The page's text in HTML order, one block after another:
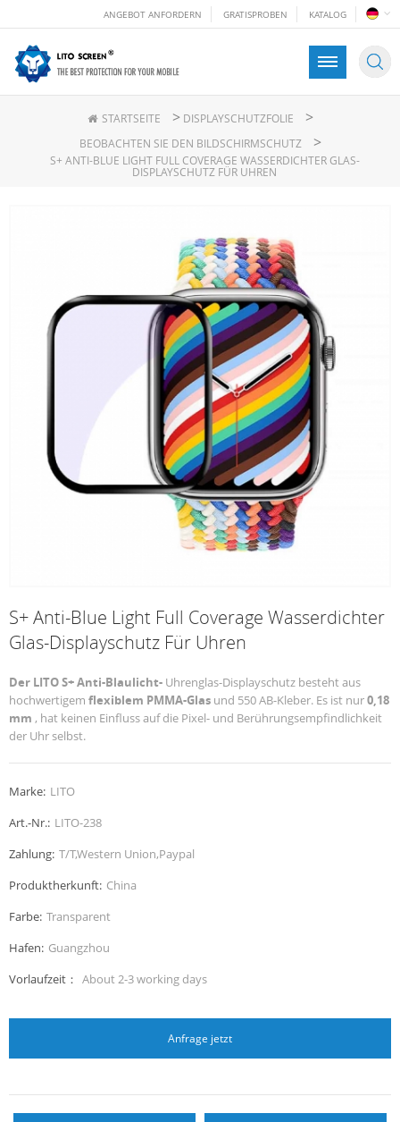
ANGEBOT ANFORDERN GRATISPROBEN KATALOG
STARTSEITE > DISPLAYSCHUTZFOLIE >
BEOBACHTEN SIE DEN BILDSCHIRMSCHUTZ >
S+ ANTI-BLUE LIGHT FULL COVERAGE WASSERDICHTER GLAS-
DISPLAYSCHUTZ FÜR UHREN
S+ Anti-Blue Light Full Coverage Wasserdichter
Glas-Displayschutz Für Uhren
Der LITOS+ Anti-Blaulicht- Uhrenglas-Displayschutz besteht aus
hochwertigem flexiblem PMMA-Glas und 550 AB-Kleber. Es ist nur0,18
mm , hat keinen Einfluss auf die Pixel- und Berührungsempfindlichkeit
der Uhr selbst.
Marke: LITO
Art.-Nr.: LITO-238
Zahlung: T/T,Western Union,Paypal
Produktherkunft: China
Farbe: Transparent
Hafen: Guangzhou
Vorlaufzeit： About 2-3 working days
Anfrage jetzt